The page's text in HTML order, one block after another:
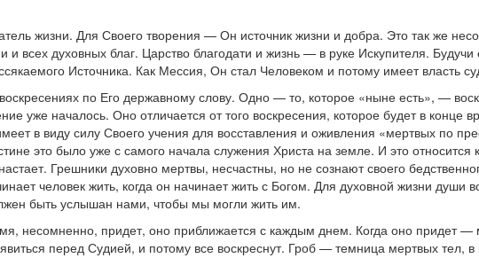
жизни. Для Своего творения — Он источник жизни и добра. Это так же
всех духовных благ. Царство благодати и жизнь — в руке Искупителя.
Источника. Как Мессия, Он стал Человеком и потому имеет власть
по Его державному слову. Одно — то, которое «ныне есть», —
уже началось. Оно отличается от того воскресения, которое будет в
в виду силу Своего учения для восставления и оживления «мертвых по
это было уже с самого начала служения Христа на земле. И это относится
Грешники духовно мертвы, несчастны, но не сознают своего
человек жить, когда он начинает жить с Богом. Для духовной жизни
быть услышан нами, чтобы мы могли жить им.
несомненно, придет, оно приближается с каждым днем. Когда оно
перед Судией, и потому все воскреснут. Гроб — темница мертвых тел,